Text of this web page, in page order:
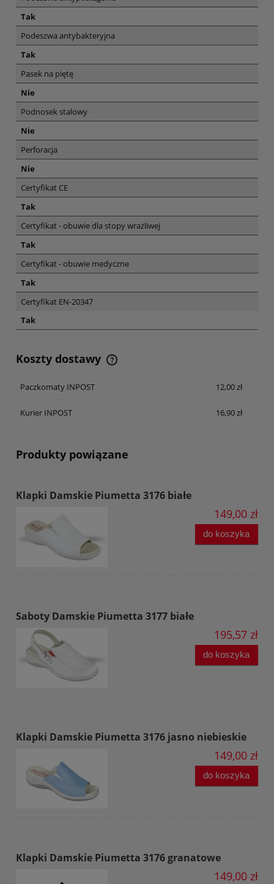
Tak
Podeszwa antybakteryjna
Tak
Pasek na piętę
Nie
Podnosek stalowy
Nie
Perforacja
Nie
Certyfikat CE
Tak
Certyfikat - obuwie dla stopy wrażliwej
Tak
Certyfikat - obuwie medyczne
Tak
Certyfikat EN-20347
Tak
Koszty dostawy
Cena nie zawiera ewentualnych kosztów płatności
Paczkomaty INPOST
12,00 zł
Kurier INPOST 16,90 zł
Produkty powiązane
Klapki Damskie Piumetta 3176 białe
149,00 zł
do koszyka
Saboty Damskie Piumetta 3177 białe
195,57 zł
do koszyka
Klapki Damskie Piumetta 3176 jasno niebieskie
149,00 zł
do koszyka
Klapki Damskie Piumetta 3176 granatowe
149,00 zł